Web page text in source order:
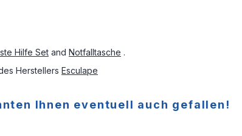
Hilfe Set and Notfalltasche .
Herstellers Esculape
Ihnen eventuell auch gefallen!